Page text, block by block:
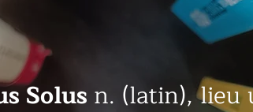
Solus n. (latin), lieu